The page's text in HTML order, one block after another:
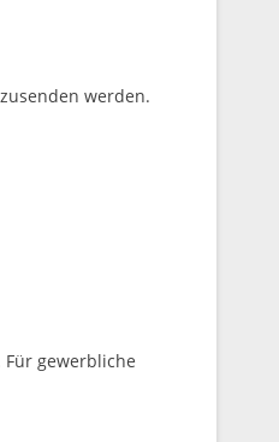
werden.
gewerbliche